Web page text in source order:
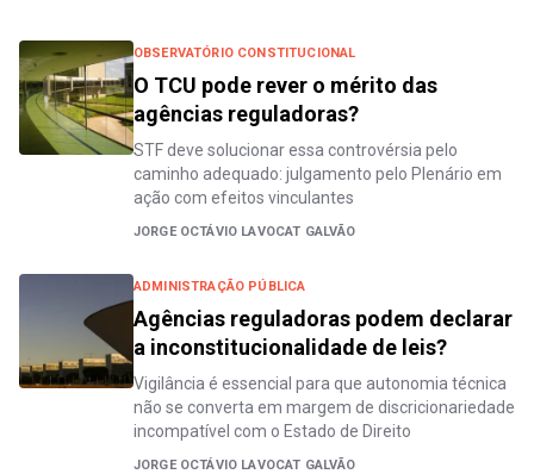
OBSERVATÓRIO CONSTITUCIONAL
O TCU pode rever o mérito das
agências reguladoras?
STF deve solucionar essa controvérsia pelo
caminho adequado: julgamento pelo Plenário em
ação com efeitos vinculantes
JORGE OCTÁVIO LAVOCAT GALVÃO
ADMINISTRAÇÃO PÚBLICA
Agências reguladoras podem declarar
a inconstitucionalidade de leis?
Vigilância é essencial para que autonomia técnica
não se converta em margem de discricionariedade
incompatível com o Estado de Direito
JORGE OCTÁVIO LAVOCAT GALVÃO